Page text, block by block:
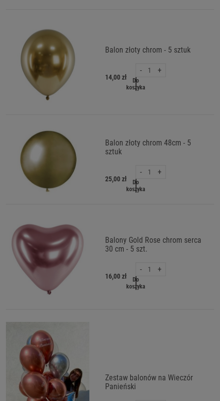
Balon złoty chrom - 5 sztuk
14,00 zł
- +
Do
koszyka
Balon złoty chrom 48cm - 5
sztuk
25,00 zł
- +
Do
koszyka
Balony Gold Rose chrom serca
30 cm - 5 szt.
16,00 zł
- +
Do
koszyka
Zestaw balonów na Wieczór
Panieński